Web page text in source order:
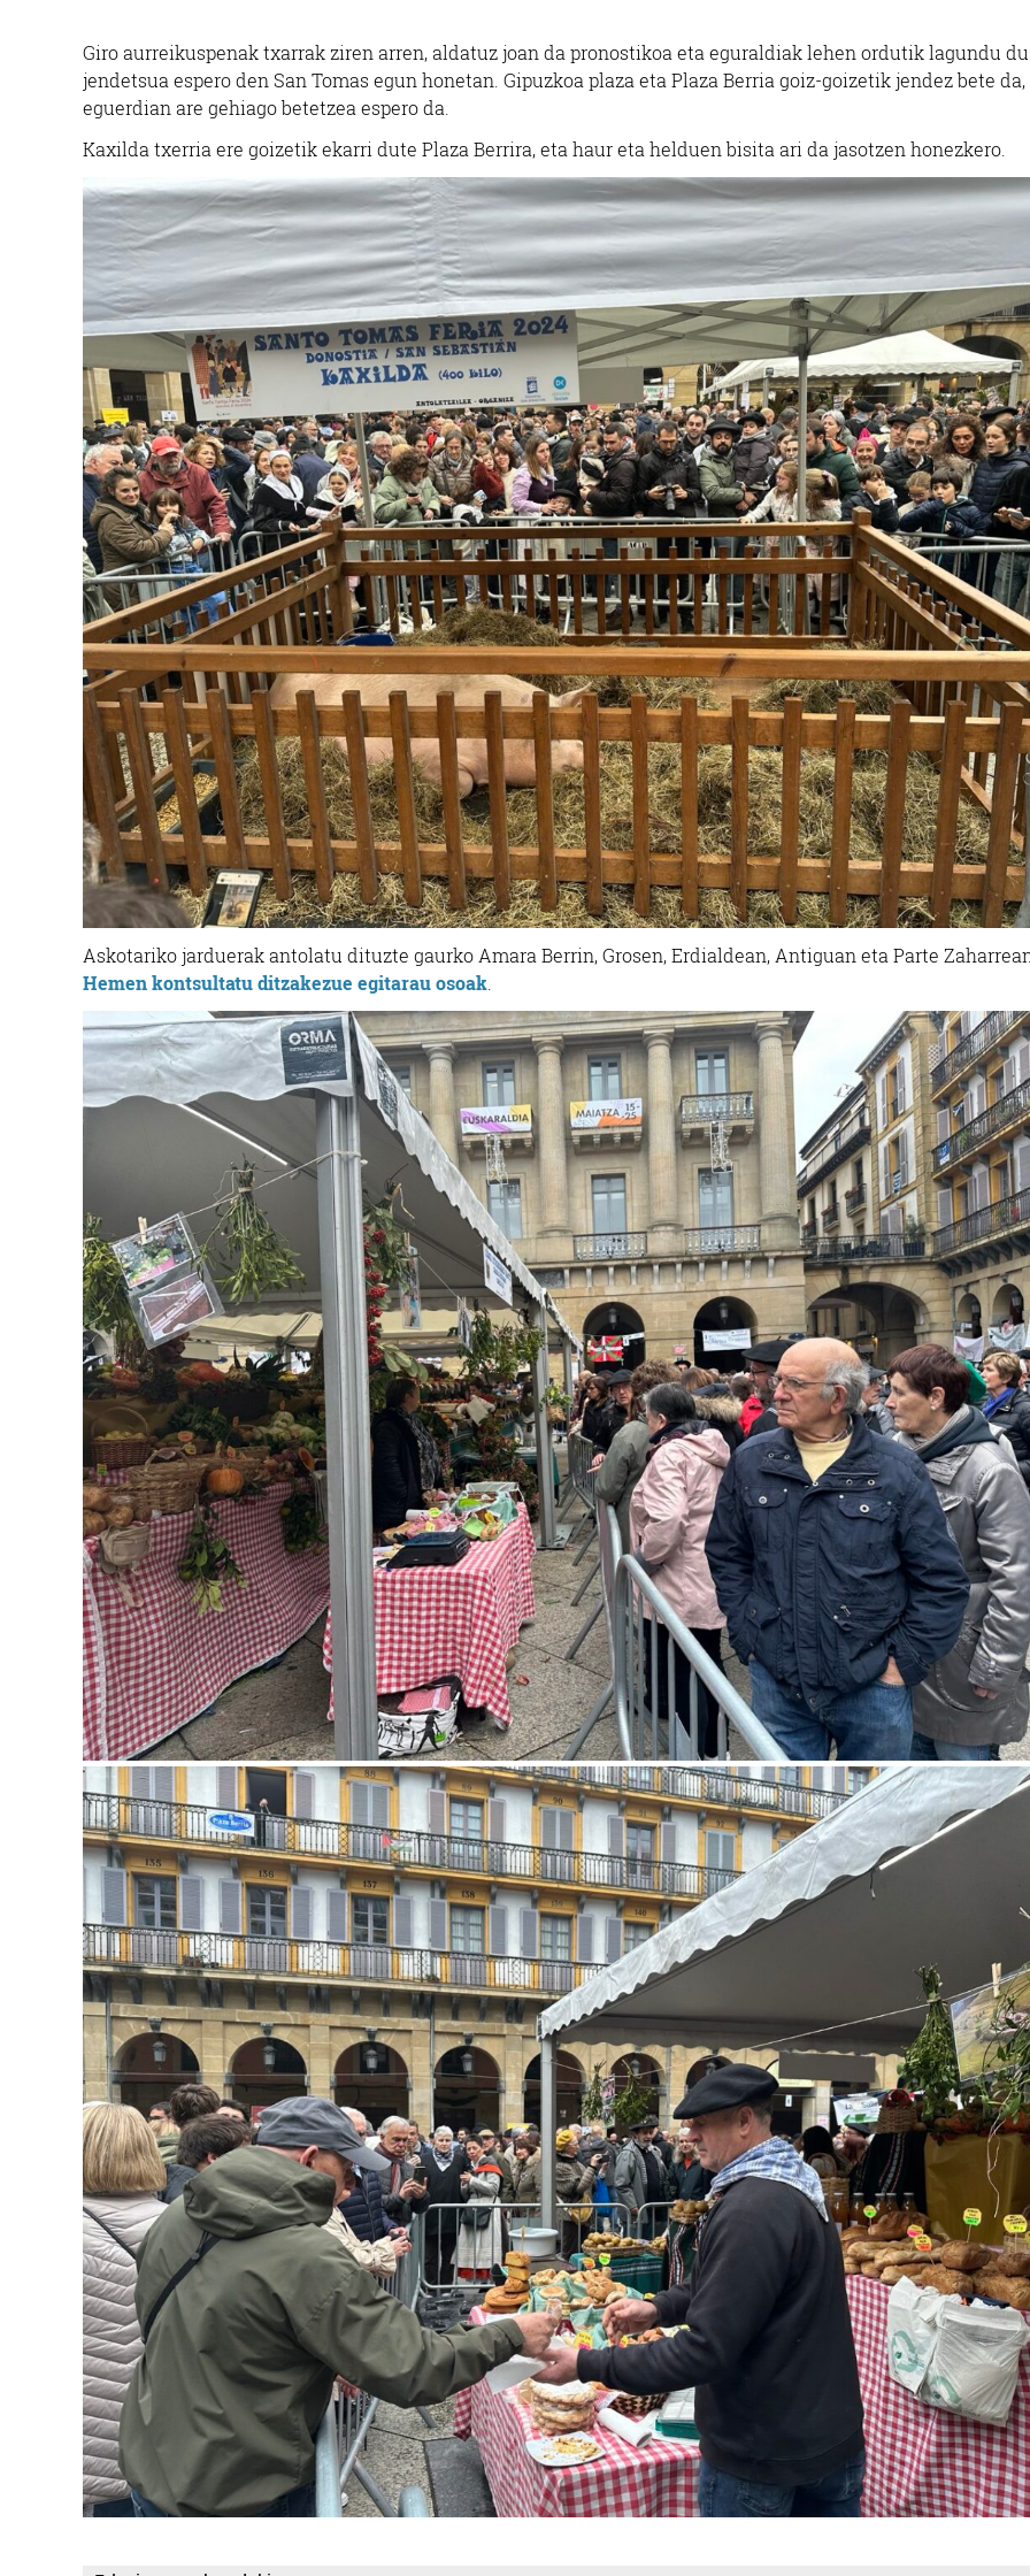
Giro aurreikuspenak txarrak ziren arren, aldatuz joan da pronostikoa eta eguraldiak lehen ordutik lagundu du
jendetsua espero den San Tomas egun honetan. Gipuzkoa plaza eta Plaza Berria goiz-goizetik jendez bete
eguerdian are gehiago betetzea espero da.
Kaxilda txerria ere goizetik ekarri dute Plaza Berrira, eta haur eta helduen bisita ari da jasotzen honezkero.
Askotariko jarduerak antolatu dituzte gaurko Amara Berrin, Grosen, Erdialdean, Antiguan eta Parte
Hemen kontsultatu ditzakezue egitarau osoak